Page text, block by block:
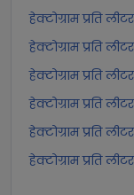
हेक्टोग्राम प्रति
हेक्टोग्राम प्रति
हेक्टोग्राम प्रति
हेक्टोग्राम प्रति
हेक्टोग्राम प्रति
हेक्टोग्राम प्रति